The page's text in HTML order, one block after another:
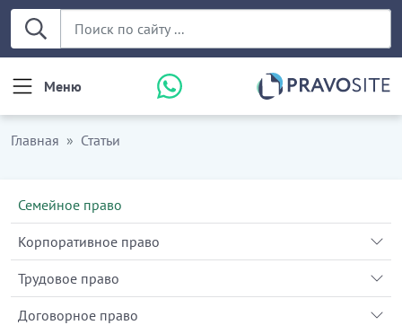
Меню
Главная Статьи
Семейное право
Корпоративное право
Трудовое право
Договорное право